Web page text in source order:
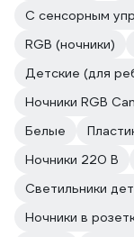
RGB (ночники)
Детские (для
Ночники RGB
Белые
Ночники 220 В
Светильники
Ночники в